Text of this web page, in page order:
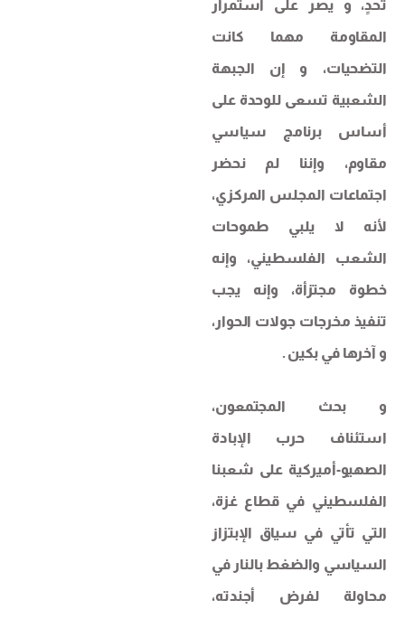
تحدٍ، و يصر على استمرار
المقاومة مهما كانت
التضحيات، و إن الجبهة
الشعبية تسعى للوحدة على
أساس برنامج سياسي
مقاوم، وإننا لم نحضر
اجتماعات المجلس المركزي،
لأنه لا يلبي طموحات
الشعب الفلسطيني، وإنه
خطوة مجتزأة، وإنه يجب
تنفيذ مخرجات جولات الحوار،
و آخرها في بكين .
و بحث المجتمعون،
استئناف حرب الإبادة
الصهيو-أميركية على شعبنا
الفلسطيني في قطاع غزة،
التي تأتي في سياق الإبتزاز
السياسي والضغط بالنار في
محاولة لفرض أجندته،